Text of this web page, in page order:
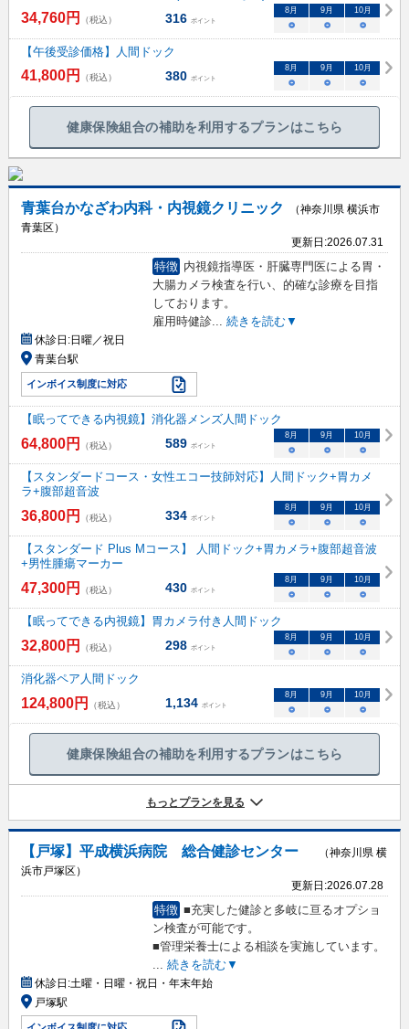
34,760円 （税込） 316 ポイント
8 月 9 月 10月
○ ○ ○
【午後受診価格】人間ドック
41,800円 （税込） 380 ポイント
8 月 9 月 10月
○ ○ ○
健康保険組合の補助を利用するプランはこちら
青葉台かなざわ内科・内視鏡クリニック
（神奈川県 横浜市
青葉区）
更新日:2026.07.31
特徴 内視鏡指導医・肝臓専門医による胃・
大腸カメラ検査を行い、的確な診療を目指
しております。
雇用時健診... 続きを読む▼
休診日:日曜／祝日
青葉台駅
インボイス制度に対応
【眠ってできる内視鏡】消化器メンズ人間ドック
64,800円 （税込） 589 ポイント
8月 9月 10月
○ ○ ○
【スタンダードコース・女性エコー技師対応】人間ドック+胃カメ
ラ+腹部超音波
36,800円 （税込） 334 ポイント
8月 9月 10月
○ ○ ○
【スタンダード Plus Mコース】 人間ドック+胃カメラ+腹部超音波
+男性腫瘍マーカー
47,300円 （税込） 430 ポイント
8月 9月 10月
○ ○ ○
【眠ってできる内視鏡】胃カメラ付き人間ドック
32,800円 （税込） 298 ポイント
8月 9月 10月
○ ○ ○
消化器ペア人間ドック
124,800円 （税込） 1,134 ポイント
8月 9月 10月
○ ○ ○
健康保険組合の補助を利用するプランはこちら
もっとプランを見る
【戸塚】平成横浜病院 総合健診センター
（神奈川県 横
浜市戸塚区）
更新日:2026.07.28
特徴 ■充実した健診と多岐に亘るオプショ
ン検査が可能です。
■管理栄養士による相談を実施しています。
続きを読む▼
休診日:土曜・日曜・祝日・年末年始
戸塚駅